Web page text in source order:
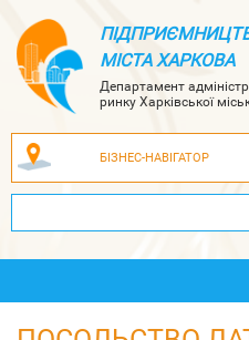
МІСТА ХАРКОВА
Департамент
ринку Харківської
БІЗНЕС-НАВІГАТОР